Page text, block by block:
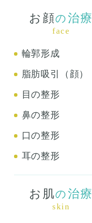
お顔の 治療
face
輪郭形成
脂肪吸引（顔）
目の整形
鼻の整形
口の整形
耳の整形
お肌の 治療
skin